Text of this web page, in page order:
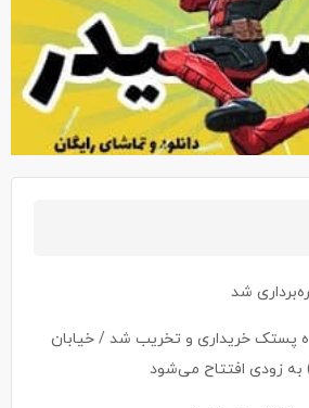
پستک خریداری و تخریب شد / خیابان
ارتقای خدمات شهری